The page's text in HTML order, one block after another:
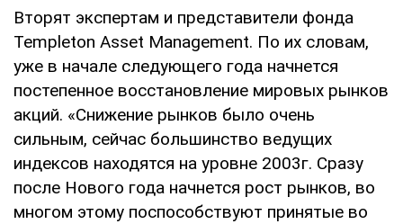
Вторят экспертам и представители фонда
Templeton Asset Management. По их словам,
уже в начале следующего года начнется
постепенное восстановление мировых рынков
акций. «Снижение рынков было очень
сильным, сейчас большинство ведущих
индексов находятся на уровне 2003г. Сразу
после Нового года начнется рост рынков, во
многом этому поспособствуют принятые во